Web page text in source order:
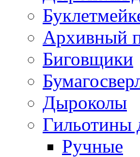
Архивный
Биговщики
Дыроколы
Гильотины
Ручные